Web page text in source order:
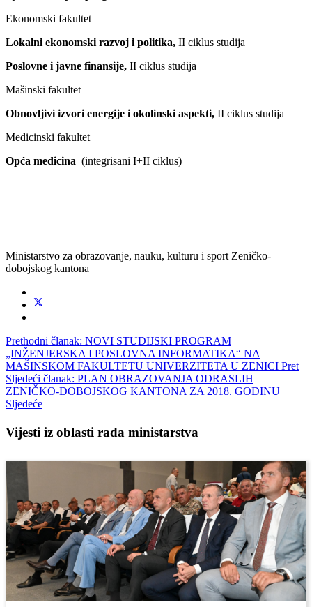
Ekonomski fakultet
Lokalni ekonomski razvoj i politika, II ciklus studija
Poslovne i javne finansije, II ciklus studija
Mašinski fakultet
Obnovljivi izvori energije i okolinski aspekti, II ciklus studija
Medicinski fakultet
Opća medicina (integrisani I+II ciklus)
Ministarstvo za obrazovanje, nauku, kulturu i sport Zeničko-
dobojskog kantona
Prethodni članak: NOVI STUDIJSKI PROGRAM
„INŽENJERSKA I POSLOVNA INFORMATIKA“ NA
MAŠINSKOM FAKULTETU UNIVERZITETA U ZENICI Pret
Sljedeći članak: PLAN OBRAZOVANJA ODRASLIH
ZENIČKO-DOBOJSKOG KANTONA ZA 2018. GODINU
Sljedeće
Vijesti iz oblasti rada ministarstva